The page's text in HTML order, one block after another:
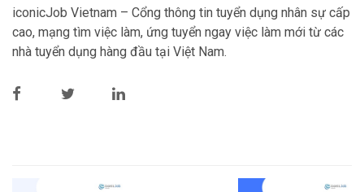
iconicJob Vietnam – Cổng thông tin tuyển dụng nhân sự cấp
cao, mạng tìm việc làm, ứng tuyển ngay việc làm mới từ các
nhà tuyển dụng hàng đầu tại Việt Nam.